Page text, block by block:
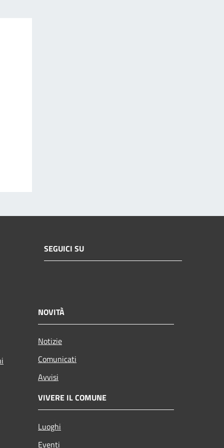
SEGUICI SU
NOVITÀ
Notizie
Comunicati
Avvisi
VIVERE IL COMUNE
Luoghi
Eventi